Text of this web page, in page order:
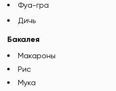
Фуа-гра
Дичь
Бакалея
Макароны
Рис
Мука